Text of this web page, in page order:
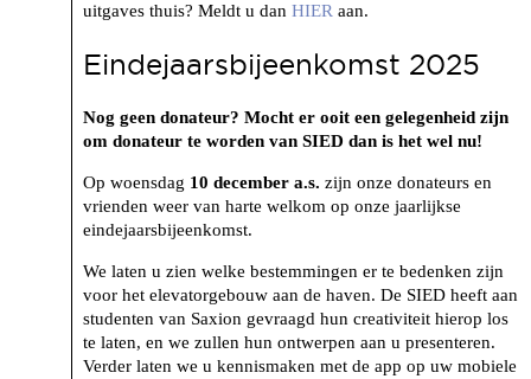
uitgaves thuis? Meldt u dan HIER aan.
Eindejaarsbijeenkomst 2025
Nog geen donateur? Mocht er ooit een gelegenheid zijn
om donateur te worden van SIED dan is het wel nu!
Op woensdag 10 december a.s. zijn onze donateurs en
vrienden weer van harte welkom op onze jaarlijkse
eindejaarsbijeenkomst.
We laten u zien welke bestemmingen er te bedenken zijn
voor het elevatorgebouw aan de haven. De SIED heeft aan
studenten van Saxion gevraagd hun creativiteit hierop los
te laten, en we zullen hun ontwerpen aan u presenteren.
Verder laten we u kennismaken met de app op uw mobiele